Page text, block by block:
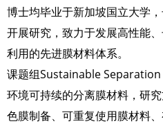
博士均毕业于新加坡国立大学
开展研究，致力于发展高性能
利用的先进膜材料体系。
课题组Sustainable
环境可持续的分离膜材料，研
色膜制备、可重复使用膜材料